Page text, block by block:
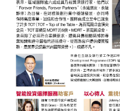
科
技
職
生
活
時